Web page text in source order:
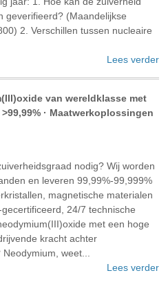
geverifieerd? (Maandelijkse
2. Verschillen tussen nucleaire
Lees verder
van wereldklasse met
· Maatwerkoplossingen
nodig? Wij worden
en leveren 99,99%-99,999%
magnetische materialen
24/7 technische
met een hoge
kracht achter
weet...
Lees verder